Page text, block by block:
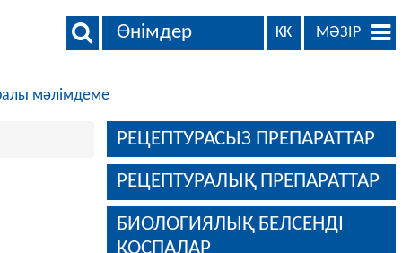
Өнімдер KK МӘЗІР
мәлімдеме
РЕЦЕПТУРАСЫЗ ПРЕПАРАТТАР
РЕЦЕПТУРАЛЫҚ ПРЕПАРАТТАР
БИОЛОГИЯЛЫҚ БЕЛСЕНДІ